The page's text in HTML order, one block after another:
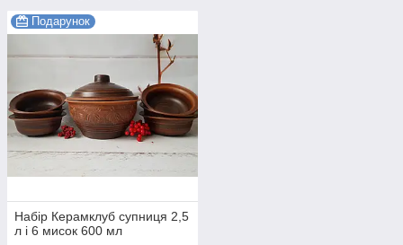
Подарунок
Набір Керамклуб супниця 2,5
л і 6 мисок 600 мл